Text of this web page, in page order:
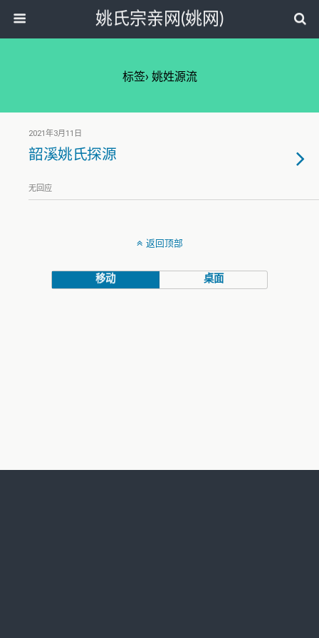
姚氏宗亲网(姚网)
标签› 姚姓源流
2021年3月11日
韶溪姚氏探源
无回应
返回顶部
移动 桌面